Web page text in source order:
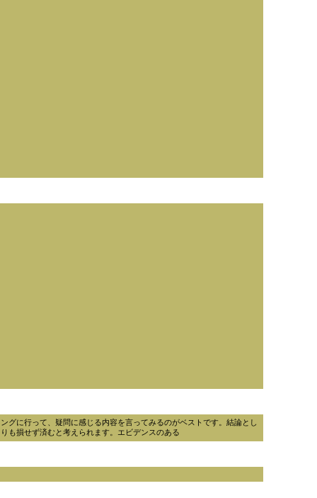
グに行って、疑問に感じる内容を言ってみるのがベストです。結論とし
も損せず済むと考えられます。エビデンスのある